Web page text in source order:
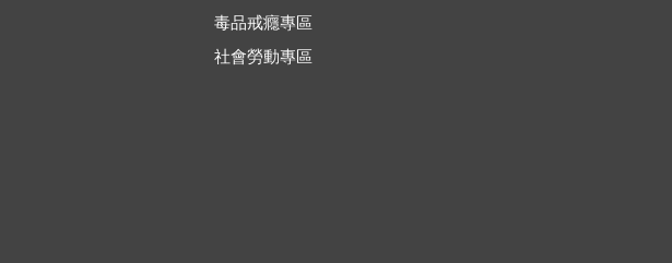
毒品戒癮專區
社會勞動專區